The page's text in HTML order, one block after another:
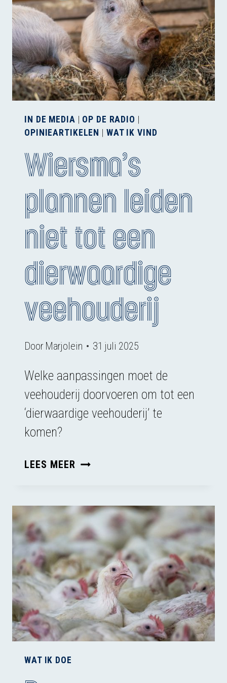
IN DE MEDIA | OP DE RADIO |
OPINIEARTIKELEN | WAT IK VIND
Wiersma’s
plannen leiden
niet tot een
dierwaardige
veehouderij
Door Marjolein 31 juli 2025
Welke aanpassingen moet de
veehouderij doorvoeren om tot een
‘dierwaardige veehouderij’ te
komen?
LEES MEER WIERSMA’S
NIET
TOT
EEN
DIERWAARDIGE
VEEHOUDERIJ
WAT IK DOE